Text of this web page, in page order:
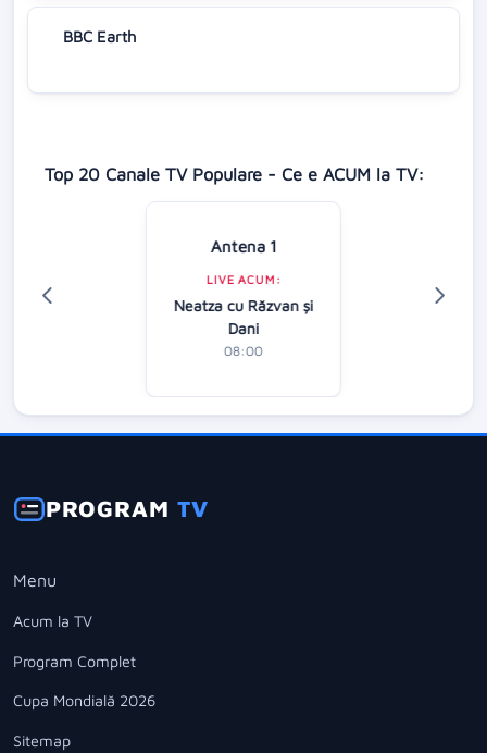
BBC Earth
Top 20 Canale TV Populare - Ce e ACUM la TV:
Antena 1
LIVE ACUM:
Neatza cu Răzvan şi
Dani
08:00
PROGRAMTV
Menu
Acum la TV
Program Complet
Cupa Mondială 2026
Sitemap